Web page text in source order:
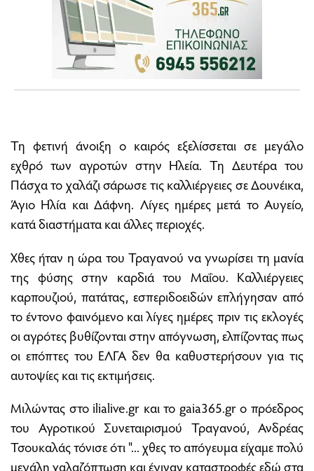
Τη φετινή άνοιξη ο καιρός εξελίσσεται σε μεγάλο
εχθρό των αγροτών στην Ηλεία. Τη Δευτέρα του
Πάσχα το χαλάζι σάρωσε τις καλλιέργειες σε Δουνέικα,
Άγιο Ηλία και Δάφνη. Λίγες ημέρες μετά το Αυγείο,
κατά διαστήματα και άλλες περιοχές.
Χθες ήταν η ώρα του Τραγανού να γνωρίσει τη μανία
της φύσης στην καρδιά του Μαΐου. Καλλιέργειες
καρπουζιού, πατάτας, εσπεριδοειδών επλήγησαν από
το έντονο φαινόμενο και λίγες ημέρες πριν τις εκλογές
οι αγρότες βυθίζονται στην απόγνωση, ελπίζοντας πως
οι επόπτες του ΕΛΓΑ δεν θα καθυστερήσουν για τις
αυτοψίες και τις εκτιμήσεις.
Μιλώντας στο ilialive.gr και το gaia365.gr ο πρόεδρος
του Αγροτικού Συνεταιρισμού Τραγανού, Ανδρέας
Τσουκαλάς τόνισε ότι "... χθες το απόγευμα είχαμε πολύ
μεγάλη χαλαζόπτωση και έγιναν καταστροφές εδώ στα